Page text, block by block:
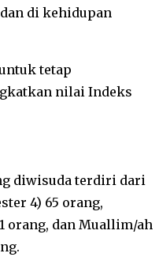
di kehidupan
tetap
nilai Indeks
diwisuda terdiri dari
4) 65 orang,
orang, dan Muallim/ah